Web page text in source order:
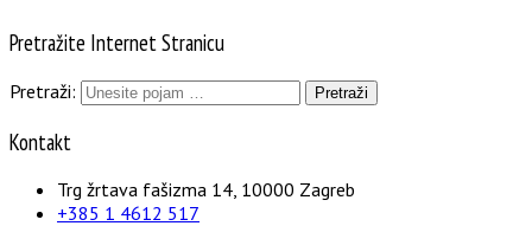
Pretražite Internet Stranicu
Pretraži:
Kontakt
Trg žrtava fašizma 14, 10000 Zagreb
+385 1 4612 517